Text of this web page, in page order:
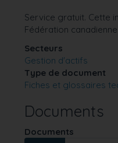
Service gratuit. Cette
Fédération
Secteurs
Gestion d'actifs
Type de document
Fiches et glossaires
Documents
Documents